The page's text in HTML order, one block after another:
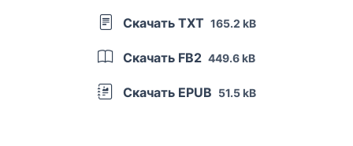
Скачать TXT 165.2 kB
Скачать FB2 449.6 kB
Скачать EPUB 51.5 kB